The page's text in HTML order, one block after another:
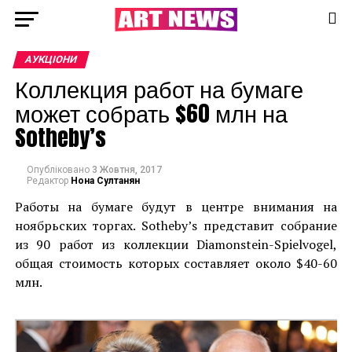
АУКЦІОНИ
Коллекция работ на бумаге
может собрать $60 млн на
Sotheby’s
Опубліковано 3 Жовтня, 2017
Редактор Нона Султанян
Работы на бумаге будут в центре внимания на
ноябрьских торгах. Sotheby’s представит собрание
из 90 работ из коллекции Diamonstein-Spielvogel,
общая стоимость которых составляет около $40-60
млн.